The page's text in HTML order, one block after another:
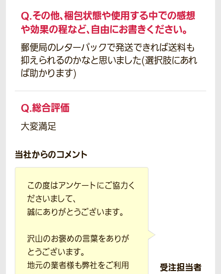
Q.その他、梱包状態や使用する中での感想
や効果の程など、自由にお書きください。
郵便局のレターパックで発送できれば送料も
抑えられるのかなと思いました(選択肢にあれ
ば助かります)
Q.総合評価
大変満足
当社からのコメント
この度はアンケートにご協力く
ださいまして、
誠にありがとうございます。
沢山のお褒めの言葉をありが
とうございます。
地元の業者様も弊社をご利用
受注担当者